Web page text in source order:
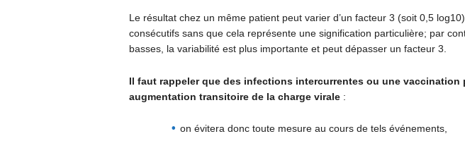
Le résultat chez un même patient peut varier d’un facteur 3 (soit 0,5
consécutifs sans que cela représente une signification particulière; par
basses, la variabilité est plus importante et peut dépasser un facteur 3.
Il faut rappeler que des infections intercurrentes ou une vaccination
augmentation transitoire de la charge virale:
on évitera donc toute mesure au cours de tels événements,